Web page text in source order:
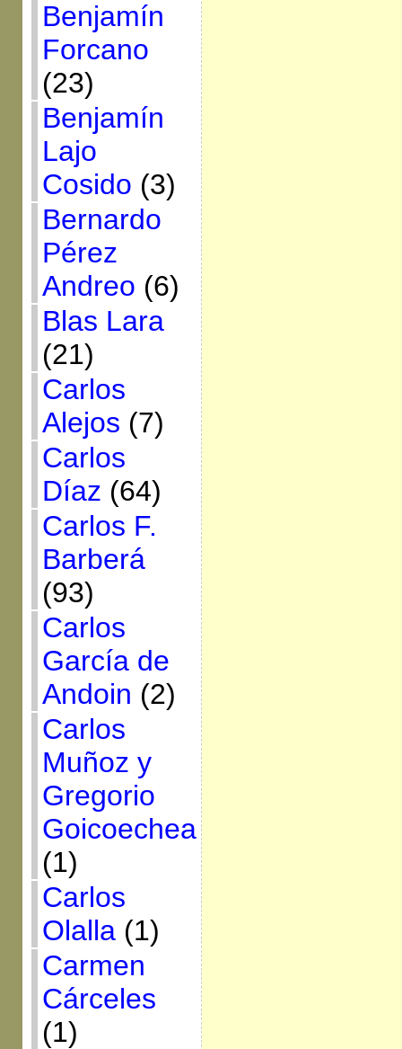
Benjamín
Forcano
(23)
Benjamín
Lajo
Cosido (3)
Bernardo
Pérez
Andreo (6)
Blas Lara
(21)
Carlos
Alejos (7)
Carlos
Díaz (64)
Carlos F.
Barberá
(93)
Carlos
García de
Andoin (2)
Carlos
Muñoz y
Gregorio
Goicoechea
(1)
Carlos
Olalla(1)
Carmen
Cárceles
(1)